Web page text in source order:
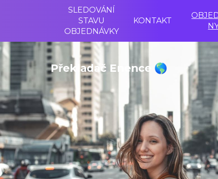
SLEDOVÁNÍ
STAVU
OBJEDNÁVKY
KONTAKT
Překladač Enence 🌎